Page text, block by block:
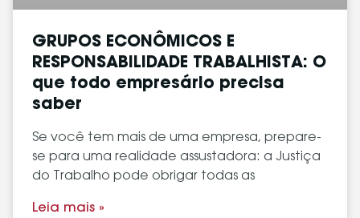
GRUPOS ECONÔMICOS E
RESPONSABILIDADE TRABALHISTA: O
que todo empresário precisa
saber
Se você tem mais de uma empresa, prepare-
se para uma realidade assustadora: a Justiça
do Trabalho pode obrigar todas as
Leia mais »